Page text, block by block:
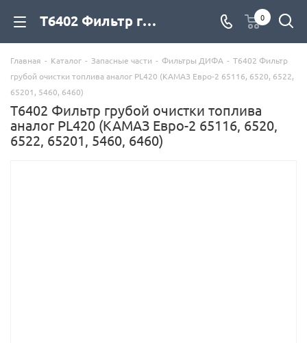
Т6402 Фильтр грубой очистки топлива аналог PL420 (КАМАЗ Евро-2 65116, 6520, 6522, 65201, 5460, 6460) для дизельных двигателей купить со склада с доставкой по цене официального дилера - компания Дизель Экспорт 0
Главная - Каталог - Запасные части - Фильтры ДИФА - Т6402 Фильтр
грубой очистки топлива аналог PL420 (КАМАЗ Евро-2 65116, 6520, 6522,
65201, 5460, 6460)
Т6402 Фильтр грубой очистки топлива
аналог PL420 (КАМАЗ Евро-2 65116, 6520,
6522, 65201, 5460, 6460)